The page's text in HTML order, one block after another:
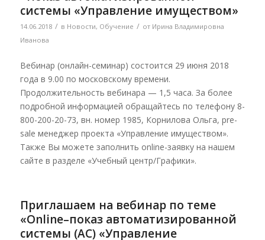
системы «Управление имуществом»
14.06.2018 / в Новости, Обучение / от Ирина Владимировна
Иванова
Вебинар (онлайн-семинар) состоится 29 июня 2018
года в 9.00 по московскому времени.
Продолжительность вебинара — 1,5 часа. За более
подробной информацией обращайтесь по телефону 8-
800-200-20-73, вн. номер 1985, Корнилова Ольга, pre-
sale менеджер проекта «Управление имуществом».
Также Вы можете заполнить online-заявку на нашем
сайте в разделе «Учебный центр/Графики».
Приглашаем на вебинар по теме
«Online–показ автоматизированной
системы (АС) «Управление